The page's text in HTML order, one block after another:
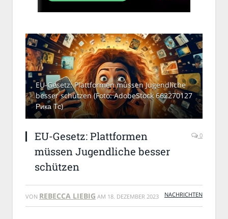
EU-Gesetz: Plattformen müssen Jugendliche
besser schützen (Foto: AdobeStock 662270127
Рика Тс)
EU-Gesetz: Plattformen
müssen Jugendliche besser
schützen
0
VON REBECCA LIEBIG AM 18. DEZEMBER 2023 NACHRICHTEN